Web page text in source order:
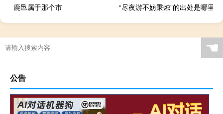
鹿邑属于那个市
“尽夜游不妨秉烛”的出处是哪里
☚
公告